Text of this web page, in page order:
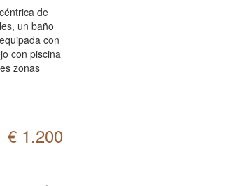
de
un baño
con
con piscina
zonas
€ 1.200